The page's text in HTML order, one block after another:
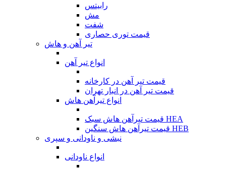
رابیتس
مش
شفت
قیمت توری حصاری
تیر آهن و هاش
انواع تیر آهن
قیمت تیر آهن در کارخانه
قیمت تیر آهن در انبار تهران
انواع تیرآهن هاش
قیمت تیرآهن هاش سبک HEA
قیمت تیرآهن هاش سنگین HEB
نبشی و ناودانی و سپری
انواع ناودانی